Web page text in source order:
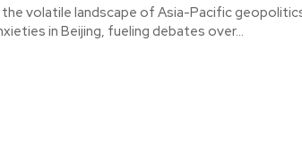
the volatile landscape of Asia-Pacific
in Beijing, fueling debates over...